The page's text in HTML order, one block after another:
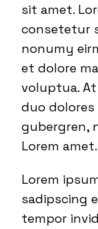
sit amet.
consetetur
nonumy
et dolore
voluptua.
duo
gubergren,
Lorem amet.
Lorem
sadipscing
tempor